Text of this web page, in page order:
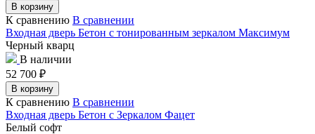
В корзину
К сравнению В сравнении
Входная дверь Бетон с тонированным зеркалом Максимум
Черный кварц
В наличии
52 700 ₽
В корзину
К сравнению В сравнении
Входная дверь Бетон с Зеркалом Фацет
Белый софт